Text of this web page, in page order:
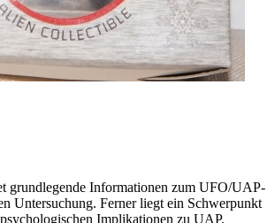
grundlegende Informationen zum UFO/UAP-
Untersuchung. Ferner liegt ein Schwerpunkt
Implikationen zu UAP.